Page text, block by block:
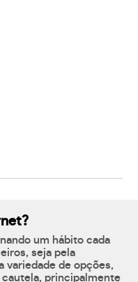
um hábito cada
seja pela
variedade de opções,
principalmente